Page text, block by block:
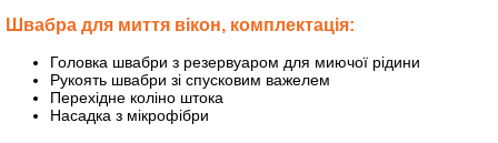
Швабра для миття вікон, комплектація:
Головка швабри з резервуаром для миючої рідини
Рукоять швабри зі спусковим важелем
Перехідне коліно штока
Насадка з мікрофібри